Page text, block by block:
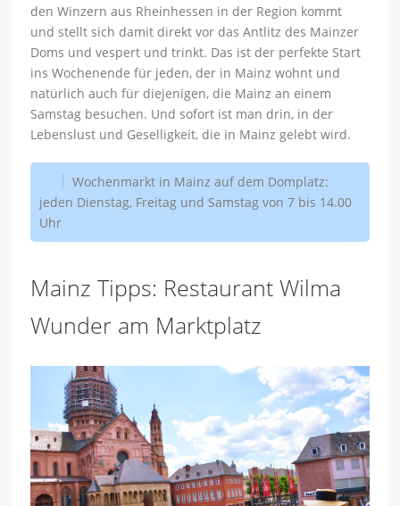
den Winzern aus Rheinhessen in der Region kommt
und stellt sich damit direkt vor das Antlitz des Mainzer
Doms und vespert und trinkt. Das ist der perfekte Start
ins Wochenende für jeden, der in Mainz wohnt und
natürlich auch für diejenigen, die Mainz an einem
Samstag besuchen. Und sofort ist man drin, in der
Lebenslust und Geselligkeit, die in Mainz gelebt wird.
Wochenmarkt in Mainz auf dem Domplatz:
jeden Dienstag, Freitag und Samstag von 7 bis 14.00
Uhr
Mainz Tipps: Restaurant Wilma
Wunder am Marktplatz